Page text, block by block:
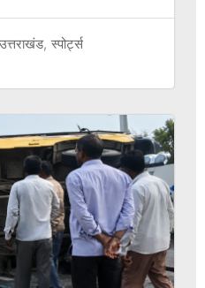
उत्तराखंड, स्पोर्ट्स